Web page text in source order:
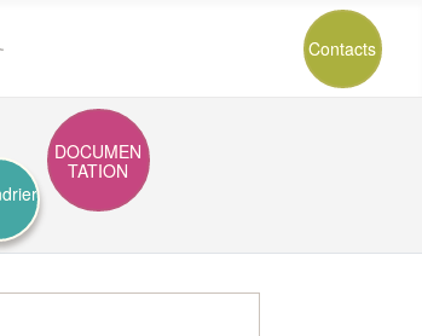
Contacts
DOCUMEN
TATION